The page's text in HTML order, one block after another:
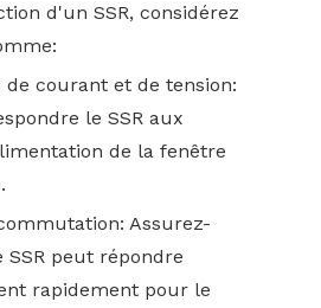
d'un SSR, considérez
de courant et de tension:
le SSR aux
de la fenêtre
Assurez-
SSR peut répondre
rapidement pour le